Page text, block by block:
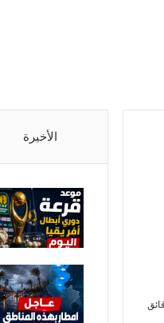
الأخيرة